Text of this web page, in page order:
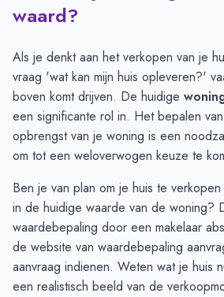
Vraagprijs
Verkoopprijs
Juli
€ 643.750
Augustus
€ 722.083
September€ 1.048.500 € 805.554
Oktober
€ 872.571
€ 849.000
November
€ 794.000
€ 693.626
December
€ 584.055
€ 532.749
Januari
€ 492.083
€ 506.856
Maart
€ 442.666
€ 537.661
April
€ 442.142
€ 517.411
Mei
€ 497.125
€ 476.899
Juni
€ 584.750 € 491.560
waard?
Als je denkt aan het verkopen van je
vraag 'wat kan mijn huis opleveren?'
boven komt drijven. De huidige
een significante rol in. Het bepalen
opbrengst van je woning is een
om tot een weloverwogen keuze te
Ben je van plan om je huis te
in de huidige waarde van de woning?
waardebepaling door een makelaar
de website van waardebepaling
aanvraag indienen. Weten wat je huis
een realistisch beeld van de